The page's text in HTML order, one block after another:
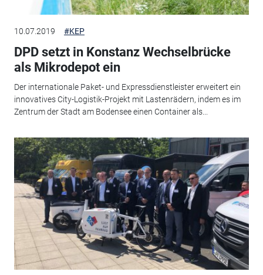
10.07.2019 #KEP
DPD setzt in Konstanz Wechselbrücke
als Mikrodepot ein
Der internationale Paket- und Expressdienstleister erweitert ein
innovatives City-Logistik-Projekt mit Lastenrädern, indem es im
Zentrum der Stadt am Bodensee einen Container als...